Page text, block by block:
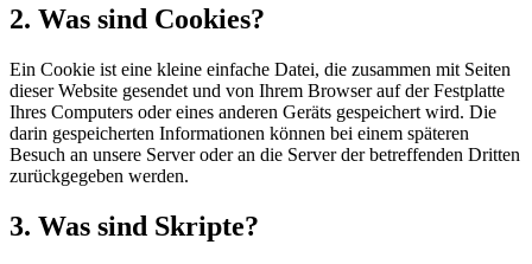
2. Was sind Cookies?
Ein Cookie ist eine kleine einfache Datei, die zusammen mit Seiten
dieser Website gesendet und von Ihrem Browser auf der Festplatte
Ihres Computers oder eines anderen Geräts gespeichert wird. Die
darin gespeicherten Informationen können bei einem späteren
Besuch an unsere Server oder an die Server der betreffenden Dritten
zurückgegeben werden.
3. Was sind Skripte?